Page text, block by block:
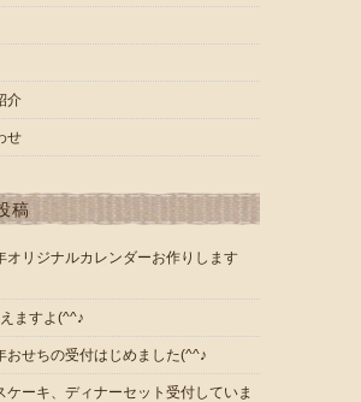
介
せ
稿
オリジナルカレンダーお作りします
ますよ(^^♪
おせちの受付はじめました(^^♪
ケーキ、ディナーセット受付していま